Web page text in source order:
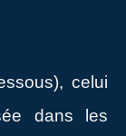
celui
dans les